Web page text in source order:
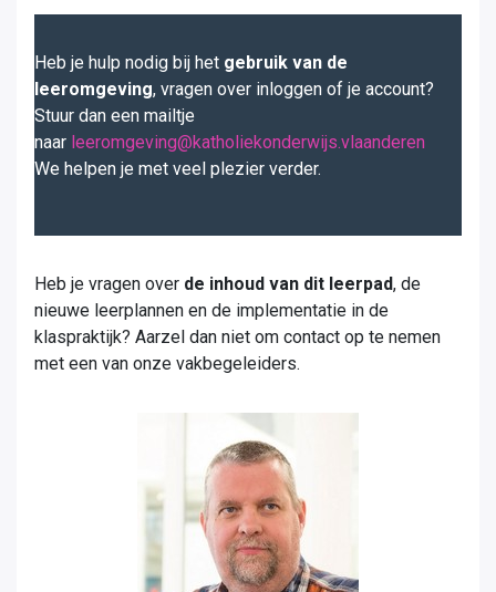
Heb je hulp nodig bij het gebruik van de
leeromgeving, vragen over inloggen of je account?
Stuur dan een mailtje
naar leeromgeving@katholiekonderwijs.vlaanderen
We helpen je met veel plezier verder.
Heb je vragen over de inhoud van dit leerpad, de
nieuwe leerplannen en de implementatie in de
klaspraktijk? Aarzel dan niet om contact op te nemen
met een van onze vakbegeleiders.